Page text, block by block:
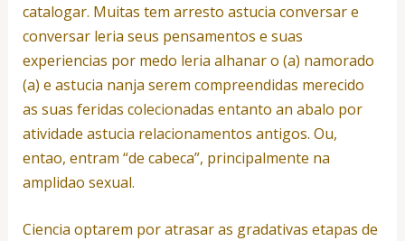
catalogar. Muitas tem arresto astucia conversar e
conversar leria seus pensamentos e suas
experiencias por medo leria alhanar o (a) namorado
(a) e astucia nanja serem compreendidas merecido
as suas feridas colecionadas entanto an abalo por
atividade astucia relacionamentos antigos. Ou,
entao, entram “de cabeca”, principalmente na
amplidao sexual.
Ciencia optarem por atrasar as gradativas etapas de